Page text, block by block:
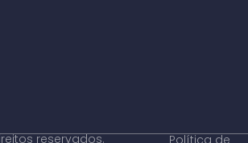
reservados.